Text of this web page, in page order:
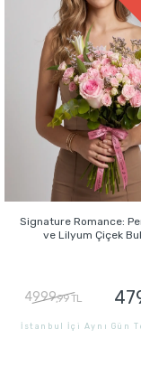
Signature Romance:
ve Lilyum Çiçek
4999,99 TL
İstanbul İçi Aynı Gün